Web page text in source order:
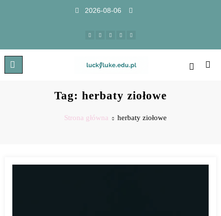
2026-08-06
Tag: herbaty ziołowe
Strona główna herbaty ziołowe